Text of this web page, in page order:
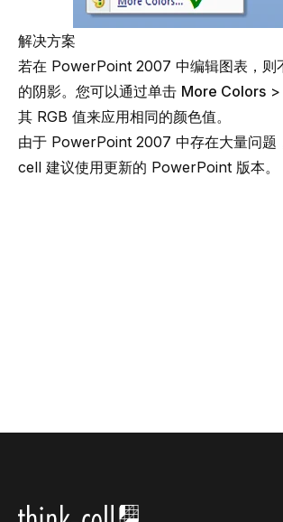
解决方案
若在 PowerPoint 2007 中编辑图表，则
的阴影。您可以通过单击 More Colors >
其 RGB 值来应用相同的颜色值。
由于 PowerPoint 2007 中存在大量问题
cell 建议使用更新的 PowerPoint 版本。